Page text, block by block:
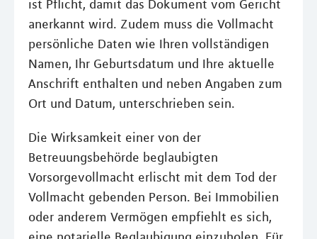
ist Pflicht, damit das Dokument vom Gericht
anerkannt wird. Zudem muss die Vollmacht
persönliche Daten wie Ihren vollständigen
Namen, Ihr Geburtsdatum und Ihre aktuelle
Anschrift enthalten und neben Angaben zum
Ort und Datum, unterschrieben sein.
Die Wirksamkeit einer von der
Betreuungsbehörde beglaubigten
Vorsorgevollmacht erlischt mit dem Tod der
Vollmacht gebenden Person. Bei Immobilien
oder anderem Vermögen empfiehlt es sich,